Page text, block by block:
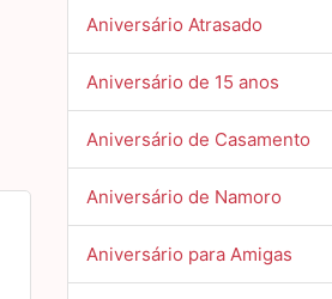
Aniversário Atrasado
Aniversário de 15 anos
Aniversário de Casamento
Aniversário de Namoro
Aniversário para Amigas